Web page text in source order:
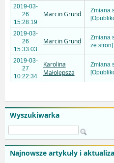
Wyszukiwarka
Najnowsze artykuły i
2019-03-
26
15:28:19
Marcin Grund
Zmiana
2019-03-
26
15:33:03
Marcin Grund
Zmiana
ze stron]
2019-03-
27
10:22:34
Karolina
Małolepsza
Zmiana